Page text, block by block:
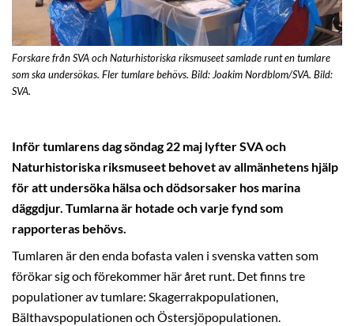
Forskare från SVA och Naturhistoriska riksmuseet samlade runt en tumlare
som ska undersökas. Fler tumlare behövs. Bild: Joakim Nordblom/SVA. Bild:
SVA.
Inför tumlarens dag söndag 22 maj lyfter SVA och
Naturhistoriska riksmuseet behovet av allmänhetens hjälp
för att undersöka hälsa och dödsorsaker hos marina
däggdjur. Tumlarna är hotade och varje fynd som
rapporteras behövs.
Tumlaren är den enda bofasta valen i svenska vatten som
förökar sig och förekommer här året runt. Det finns tre
populationer av tumlare: Skagerrakpopulationen,
Bälthavspopulationen och Östersjöpopulationen.